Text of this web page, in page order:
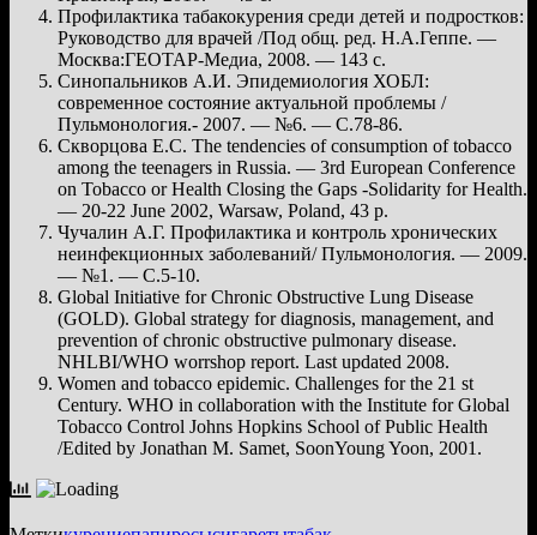
Профилактика табакокурения среди детей и подростков:
Руководство для врачей /Под общ. ред. Н.А.Геппе. —
Москва:ГЕОТАР-Медиа, 2008. — 143 с.
Синопальников А.И. Эпидемиология ХОБЛ:
современное состояние актуальной проблемы /
Пульмонология.- 2007. — №6. — С.78-86.
Скворцова Е.С. The tendencies of consumption of tobacco
among the teenagers in Russia. — 3rd European Conference
on Tobacco or Health Closing the Gaps -Solidarity for Health.
— 20-22 June 2002, Warsaw, Poland, 43 p.
Чучалин А.Г. Профилактика и контроль хронических
неинфекционных заболеваний/ Пульмонология. — 2009.
— №1. — С.5-10.
Global Initiative for Chronic Obstructive Lung Disease
(GOLD). Global strategy for diagnosis, management, and
prevention of chronic obstructive pulmonary disease.
NHLBI/WHO worrshop report. Last updated 2008.
Women and tobacco epidemic. Challenges for the 21 st
Century. WHO in collaboration with the Institute for Global
Tobacco Control Johns Hopkins School of Public Health
/Edited by Jonathan M. Samet, SoonYoung Yoon, 2001.